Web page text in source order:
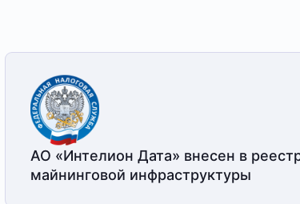
АО «Интелион Дата» внесен в
майнинговой инфраструктуры